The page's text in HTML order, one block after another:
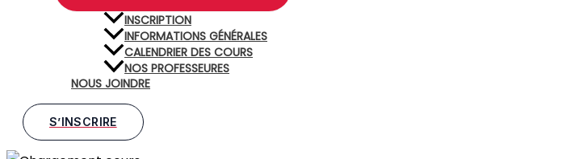
INSCRIPTION
INFORMATIONS GÉNÉRALES
CALENDRIER DES COURS
NOS PROFESSEURES
NOUS JOINDRE
S’INSCRIRE